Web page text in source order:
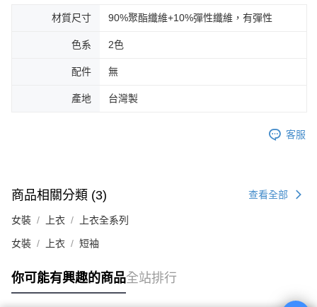
材質尺寸 90%聚酯纖維+10%彈性纖維，有彈性
色系 2色
配件 無
產地 台灣製
客服
商品相關分類 (3) 查看全部
女裝 上衣 上衣全系列
女裝 上衣 短袖
你可能有興趣的商品全站排行